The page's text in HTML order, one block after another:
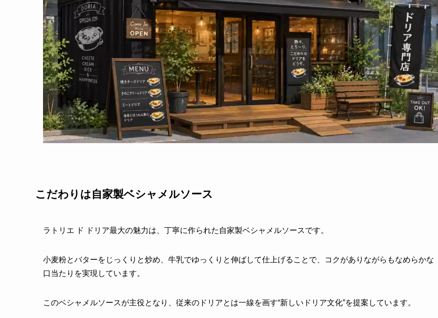
こだわりは自家製ベシャメルソース
ラトリエ ド ドリア最大の魅力は、丁寧に作られた自家製ベシャメルソースです。
小麦粉とバターをじっくりと炒め、牛乳でゆっくりと伸ばして仕上げることで、コクがありながらもなめらかな
口当たりを実現しています。
このベシャメルソースが主役となり、従来のドリアとは一線を画す“新しいドリア文化”を提案しています。